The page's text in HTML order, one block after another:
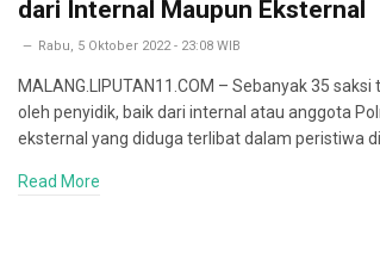
dari Internal Maupun Eksternal
Rabu, 5 Oktober 2022 - 23:08 WIB
MALANG.LIPUTAN11.COM – Sebanyak 35 saksi
oleh penyidik, baik dari internal atau anggota
eksternal yang diduga terlibat dalam peristiwa di
Read More